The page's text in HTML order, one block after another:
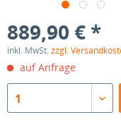
889,90 € *
inkl. MwSt.zzgl.
auf Anfrage
1